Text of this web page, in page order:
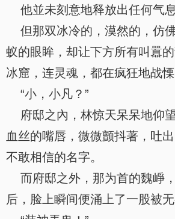
他並未刻意地释放出任何气息
但那双冰冷的，漠然的，仿
蚁的眼眸，却让下方所有叫囂
冰窟，连灵魂，都在疯狂地战慄
“小，小凡？”
府邸之內，林惊天呆呆地仰
血丝的嘴唇，微微颤抖著，吐
不敢相信的名字。
而府邸之外，那为首的魏崢
后，脸上瞬间便涌上了一股被无